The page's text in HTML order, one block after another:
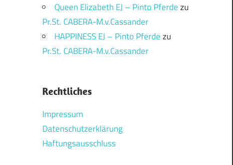
Queen Elizabeth EJ – Pinto Pferdezu
Pr.St. CABERA-M.v.Cassander
HAPPINESS EJ – Pinto Pferdezu
Pr.St. CABERA-M.v.Cassander
Rechtliches
Impressum
Datenschutzerklärung
Haftungsausschluss